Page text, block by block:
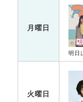
月曜日
火曜日